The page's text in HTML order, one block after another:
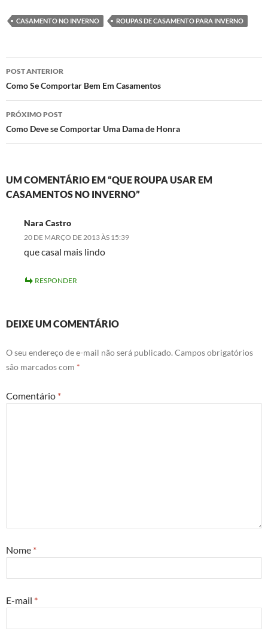
CASAMENTO NO INVERNO ROUPAS DE CASAMENTO PARA INVERNO
Navegação
de
posts
POST ANTERIOR
Como Se Comportar Bem Em Casamentos
PRÓXIMO POST
Como Deve se Comportar Uma Dama de Honra
UM COMENTÁRIO EM “QUE ROUPA USAR EM
CASAMENTOS NO INVERNO”
Nara Castro
20 DE MARÇO DE 2013 ÀS 15:39
que casal mais lindo
RESPONDER
DEIXE UM COMENTÁRIO
O seu endereço de e-mail não será publicado. Campos obrigatórios
são marcados com *
Comentário *
Nome *
E-mail *